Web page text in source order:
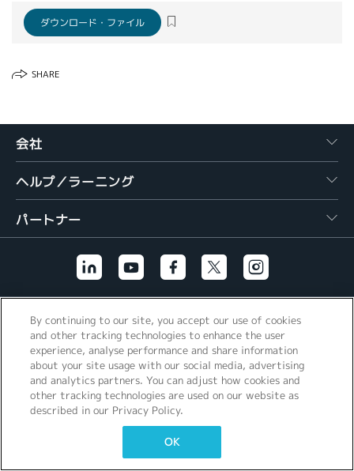
VIỆT NAM
简体中文
日本語
ダウンロード・ファイル
SHARE
会社
ヘルプ／ラーニング
パートナー
その他のリンク
By continuing to our site, you accept our use of cookies
and other tracking technologies to enhance the user
experience, analyse performance and share information
about your site usage with our social media, advertising
and analytics partners. You can adjust how cookies and
other tracking technologies are used on our website as
described in our Privacy Policy.
OK